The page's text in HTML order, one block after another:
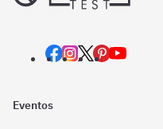
Eventos